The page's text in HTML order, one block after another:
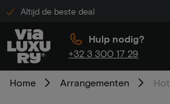
Altijd de beste deal
Hulp nodig?
+32 3 300 17 29
Home Arrangementen